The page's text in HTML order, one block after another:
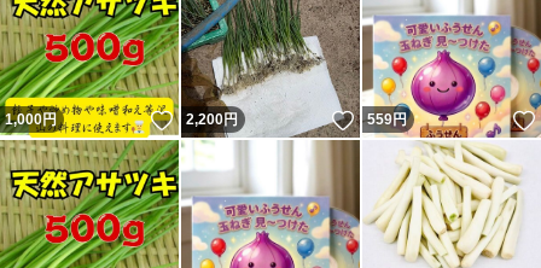
1,000円 いいね！
2,200円 いいね！
559円